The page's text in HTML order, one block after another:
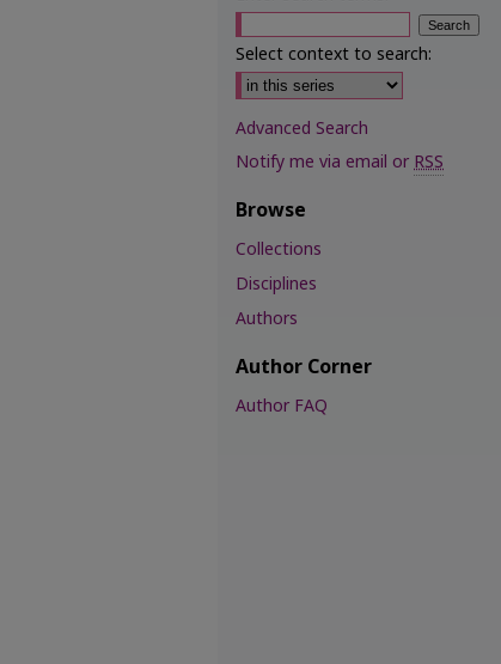
Select context to search:
Advanced Search
Notify me via email or RSS
Browse
Collections
Disciplines
Authors
Author Corner
Author FAQ